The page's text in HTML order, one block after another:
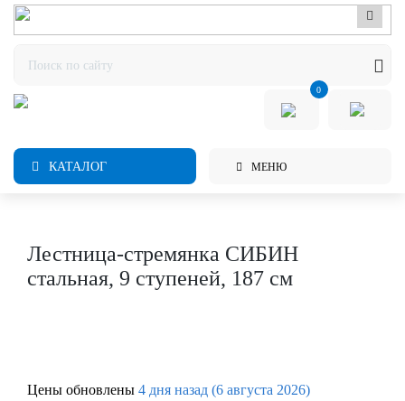
0
КАТАЛОГ МЕНЮ
Лестница-стремянка СИБИН
стальная, 9 ступеней, 187 см
Цены обновлены 4 дня назад (6 августа 2026)